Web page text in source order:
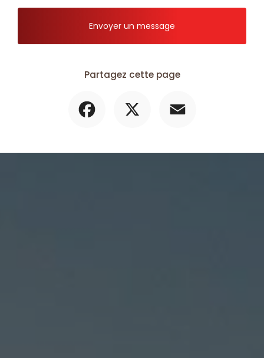
Envoyer un message
Partagez cette page